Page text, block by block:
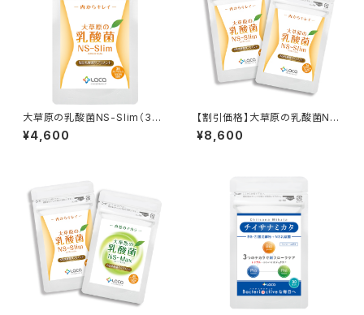
大草原の乳酸菌NS-Slim（36
粒） ≪18日分≫
¥4,600
【割引価格】大草原の乳酸菌NS
-Slim（36粒）× 2袋セット ≪3
6日分≫
¥8,600